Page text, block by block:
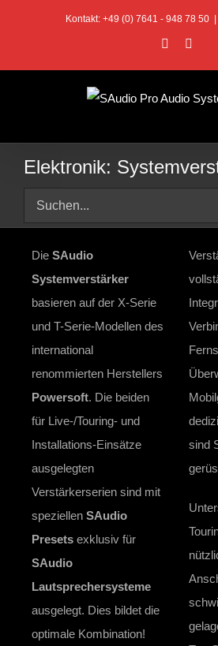
Kontakt: +49 (0) 7641 - 948 78 50
Facebook
Elektronik:
nach:
Die SAudio
Systemverstärker
basieren auf der X-Serie
und T-Serie-Modellen des
international
renommierten Herstellers
Powersoft. Die beiden
für Live-/Touring- und
Installations-Einsätze
ausgelegten
Verstärkerserien sind mit
speziellen SAudio
Presets exklusiv für
SAudio
Lautsprechersysteme
ausgelegt. Dies bildet die
optimale Kombination!
sind